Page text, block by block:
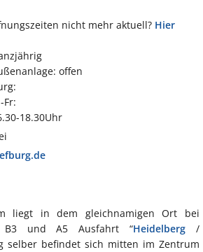
nicht mehr aktuell? Hier
offen
Fr:
18.30Uhr
liegt in dem gleichnamigen Ort bei
und A5 Ausfahrt “Heidelberg /
selber befindet sich mitten im Zentrum